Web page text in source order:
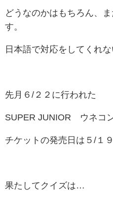
どうなのかはもちろん、
す。
日本語で対応をしてくれ
先月６/２２に行われた
SUPER JUNIOR ウネコ
チケットの発売日は５/１９
果たしてクイズは…